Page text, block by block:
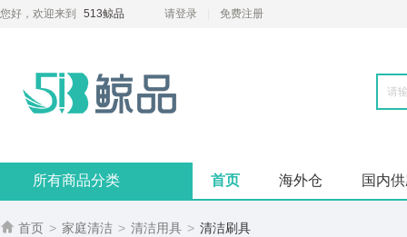
您好，欢迎来到 513鲸品 请登录 免费注册
所有商品分类 首页 海外仓 国内
 首页 > 家庭清洁 > 清洁用具 > 清洁刷具